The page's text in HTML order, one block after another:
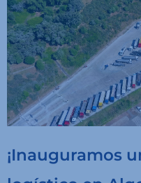
¡Inauguramos